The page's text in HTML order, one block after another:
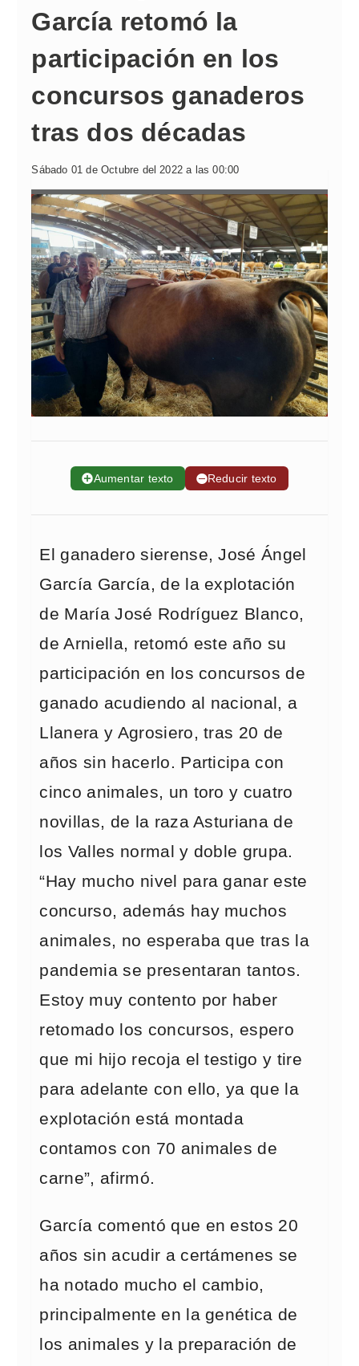
García retomó la
participación en los
concursos ganaderos
tras dos décadas
Sábado 01 de Octubre del 2022 a las 00:00
➕Aumentar texto ➖Reducir texto
El ganadero sierense, José Ángel
García García, de la explotación
de María José Rodríguez Blanco,
de Arniella, retomó este año su
participación en los concursos de
ganado acudiendo al nacional, a
Llanera y Agrosiero, tras 20 de
años sin hacerlo. Participa con
cinco animales, un toro y cuatro
novillas, de la raza Asturiana de
los Valles normal y doble grupa.
“Hay mucho nivel para ganar este
concurso, además hay muchos
animales, no esperaba que tras la
pandemia se presentaran tantos.
Estoy muy contento por haber
retomado los concursos, espero
que mi hijo recoja el testigo y tire
para adelante con ello, ya que la
explotación está montada
contamos con 70 animales de
carne”, afirmó.
García comentó que en estos 20
años sin acudir a certámenes se
ha notado mucho el cambio,
principalmente en la genética de
los animales y la preparación de